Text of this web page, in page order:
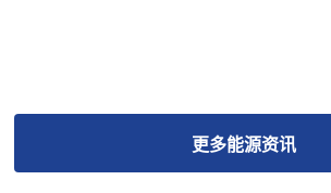
更多能源资讯